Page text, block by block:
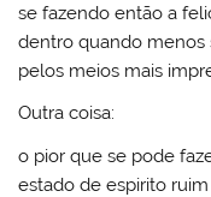
se fazendo então a
dentro quando menos
pelos meios mais
Outra coisa:
o pior que se pode
estado de espirito